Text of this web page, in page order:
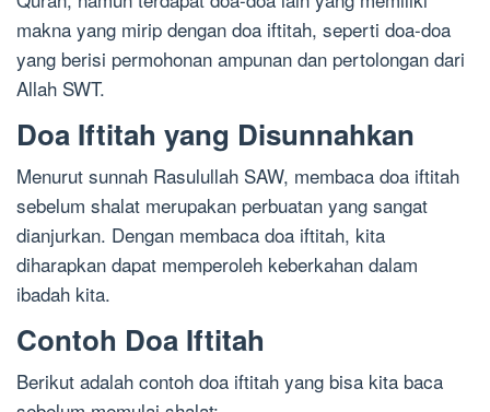
makna yang mirip dengan doa iftitah, seperti doa-doa
yang berisi permohonan ampunan dan pertolongan dari
Allah SWT.
Doa Iftitah yang Disunnahkan
Menurut sunnah Rasulullah SAW, membaca doa iftitah
sebelum shalat merupakan perbuatan yang sangat
dianjurkan. Dengan membaca doa iftitah, kita
diharapkan dapat memperoleh keberkahan dalam
ibadah kita.
Contoh Doa Iftitah
Berikut adalah contoh doa iftitah yang bisa kita baca